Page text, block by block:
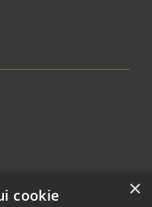
×
cookie